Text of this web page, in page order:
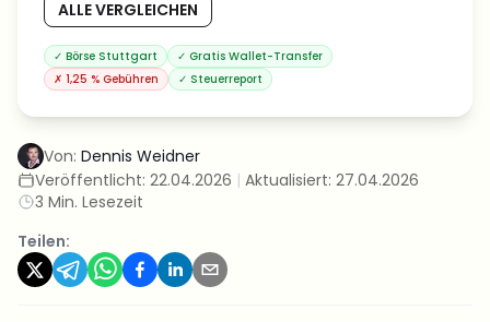
ALLE VERGLEICHEN
✓ Börse Stuttgart ✓ Gratis Wallet-Transfer
✗ 1,25 % Gebühren ✓ Steuerreport
Von: Dennis Weidner
Veröffentlicht: 22.04.2026 | Aktualisiert: 27.04.2026
3 Min. Lesezeit
Teilen: